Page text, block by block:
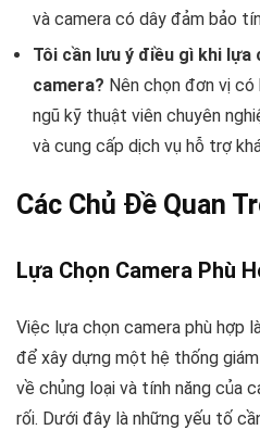
và camera có dây đảm bảo
Tôi cần lưu ý điều gì khi
camera? Nên chọn đơn vị
ngũ kỹ thuật viên chuyên
và cung cấp dịch vụ hỗ trợ
Các Chủ Đề Quan
Lựa Chọn Camera Phù
Việc lựa chọn camera phù hợp
để xây dựng một hệ thống
về chủng loại và tính năng của
rối. Dưới đây là những yếu tố